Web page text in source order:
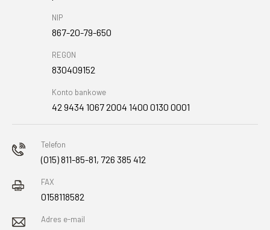
NIP
867-20-79-650
REGON
830409152
Konto bankowe
42 9434 1067 2004 1400 0130 0001
Telefon
(015) 811-85-81, 726 385 412
FAX
0158118582
Adres e-mail